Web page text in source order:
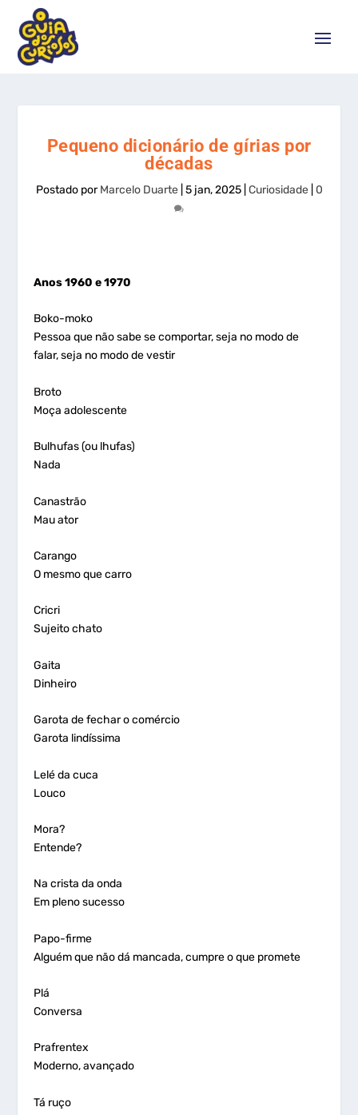
Pequeno dicionário de gírias por
décadas
Postado porMarcelo Duarte| 5 jan, 2025| Curiosidade| 0
Anos 1960 e 1970
Boko-moko
Pessoa que não sabe se comportar, seja no modo de
falar, seja no modo de vestir
Broto
Moça adolescente
Bulhufas (ou lhufas)
Nada
Canastrão
Mau ator
Carango
O mesmo que carro
Cricri
Sujeito chato
Gaita
Dinheiro
Garota de fechar o comércio
Garota lindíssima
Lelé da cuca
Louco
Mora?
Entende?
Na crista da onda
Em pleno sucesso
Papo-firme
Alguém que não dá mancada, cumpre o que promete
Plá
Conversa
Prafrentex
Moderno, avançado
Tá ruço